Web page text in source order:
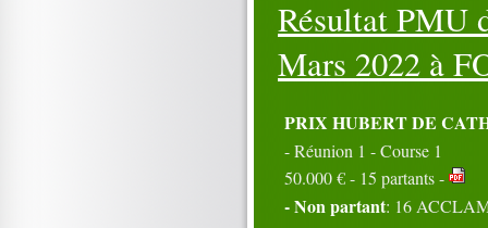
21
22 23 24
25
31
01
02 03 04
05
11
12 13 14
16
17 18 19
20
21
23 24
25
27
Résultat PMU
Mars 2022 à
PRIX HUBERT DE
- Réunion 1 - Course 1
50.000 € - 15 partants -
- Non partant: 16